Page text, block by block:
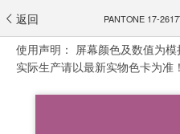
返回 PANTONE 17-
使用声明： 屏幕颜色及数值为
实际生产请以最新实物色卡为准！